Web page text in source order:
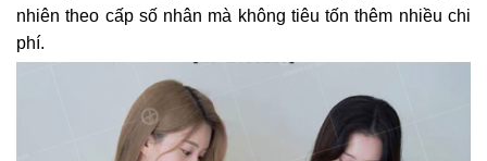
nhiên theo cấp số nhân mà không tiêu tốn thêm nhiều chi
phí.